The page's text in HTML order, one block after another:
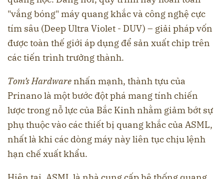
"vắng bóng" máy quang khắc và công nghệ cực
tím sâu (Deep Ultra Violet - DUV) – giải pháp vốn
được toàn thế giới áp dụng để sản xuất chip trên
các tiến trình trưởng thành.
Tom’s Hardware nhấn mạnh, thành tựu của
Prinano là một bước đột phá mang tính chiến
lược trong nỗ lực của Bắc Kinh nhằm giảm bớt sự
phụ thuộc vào các thiết bị quang khắc của ASML,
nhất là khi các dòng máy này liên tục chịu lệnh
hạn chế xuất khẩu.